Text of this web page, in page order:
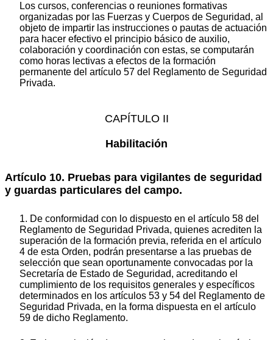
Los cursos, conferencias o reuniones formativas
organizadas por las Fuerzas y Cuerpos de Seguridad, al
objeto de impartir las instrucciones o pautas de actuación
para hacer efectivo el principio básico de auxilio,
colaboración y coordinación con estas, se computarán
como horas lectivas a efectos de la formación
permanente del artículo 57 del Reglamento de Seguridad
Privada.
CAPÍTULO II
Habilitación
Artículo 10. Pruebas para vigilantes de seguridad
y guardas particulares del campo.
1. De conformidad con lo dispuesto en el artículo 58 del
Reglamento de Seguridad Privada, quienes acrediten la
superación de la formación previa, referida en el artículo
4 de esta Orden, podrán presentarse a las pruebas de
selección que sean oportunamente convocadas por la
Secretaría de Estado de Seguridad, acreditando el
cumplimiento de los requisitos generales y específicos
determinados en los artículos 53 y 54 del Reglamento de
Seguridad Privada, en la forma dispuesta en el artículo
59 de dicho Reglamento.